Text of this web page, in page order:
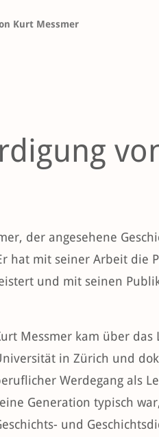
Kurt Messmer
der angesehene
hat mit seiner Arbeit die
und mit seinen
Messmer kam über
in Zürich und
Werdegang als
Generation typisch
und